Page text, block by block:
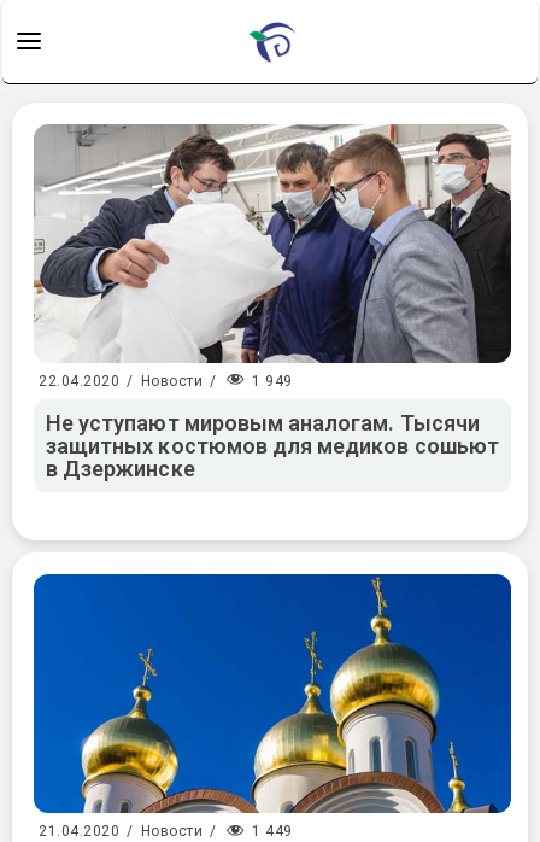
22.04.2020 / Новости / 1 949
Не уступают мировым аналогам. Тысячи
защитных костюмов для медиков сошьют
в Дзержинске
21.04.2020 / Новости / 1 449